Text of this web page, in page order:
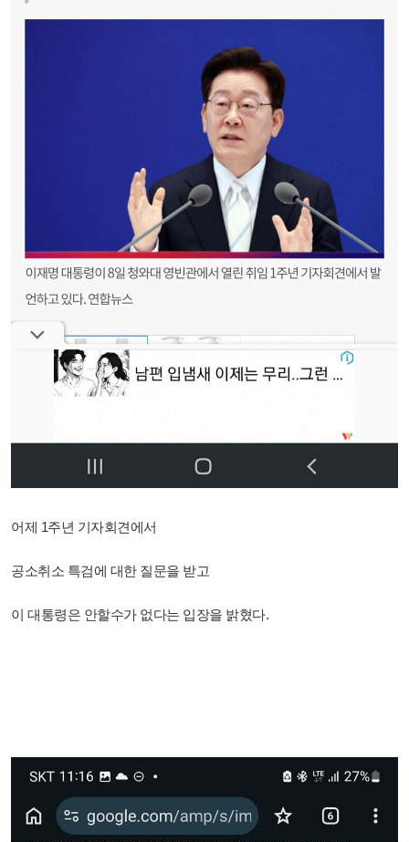
어제 1주년 기자회견에서
공소취소 특검에 대한 질문을 받고
이 대통령은 안할수가 없다는 입장을 밝혔다.